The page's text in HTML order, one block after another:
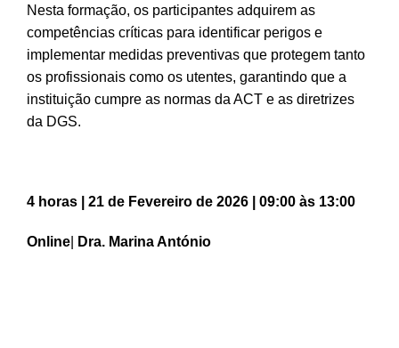
Nesta formação, os participantes adquirem as
competências críticas para identificar perigos e
implementar medidas preventivas que protegem tanto
os profissionais como os utentes, garantindo que a
instituição cumpre as normas da ACT e as diretrizes
da DGS.
4 horas | 21 de Fevereiro de 2026 | 09:00 às 13:00
Online Dra. Marina António